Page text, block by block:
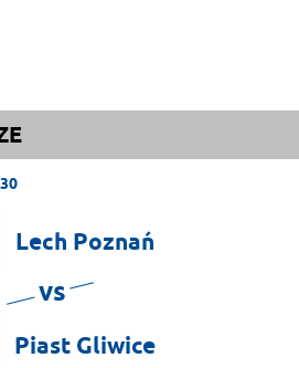
Lech Poznań
vs
Piast Gliwice